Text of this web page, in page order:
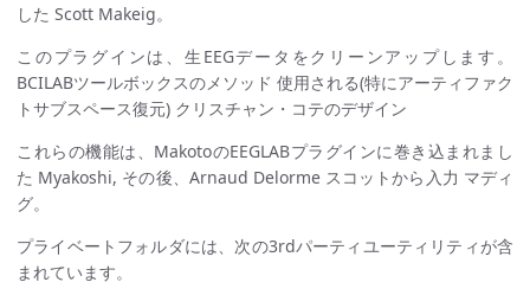
した Scott Makeig。
このプラグインは、生EEGデータをクリーンアップします。
BCILABツールボックスのメソッド 使用される(特にアーティファク
トサブスペース復元) クリスチャン・コテのデザイン
これらの機能は、MakotoのEEGLABプラグインに巻き込まれまし
た Myakoshi, その後、Arnaud Delorme スコットから入力 マディ
グ。
プライベートフォルダには、次の3rdパーティユーティリティが含
まれています。